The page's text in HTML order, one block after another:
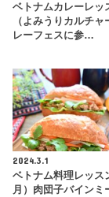
ベトナムカレーレッ
（よみうりカルチ
レーフェスに参…
2024.3.1
ベトナム料理レッス
月）肉団子バインミ